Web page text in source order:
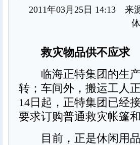
2011年03月25日 14:13 来
救灾物品供不应求
临海正特集团的生产
转；车间外，搬运工人
14日起，正特集团已经
要求订购普通救灾帐篷
目前，正是休闲用品